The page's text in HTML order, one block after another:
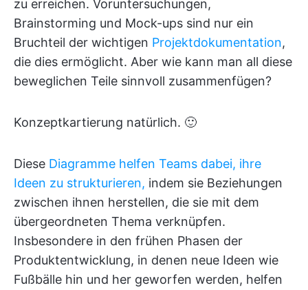
zu erreichen. Voruntersuchungen,
Brainstorming und Mock-ups sind nur ein
Bruchteil der wichtigen Projektdokumentation,
die dies ermöglicht. Aber wie kann man all diese
beweglichen Teile sinnvoll zusammenfügen?
Konzeptkartierung natürlich. 🙂
Diese Diagramme helfen Teams dabei, ihre
Ideen zu strukturieren, indem sie Beziehungen
zwischen ihnen herstellen, die sie mit dem
übergeordneten Thema verknüpfen.
Insbesondere in den frühen Phasen der
Produktentwicklung, in denen neue Ideen wie
Fußbälle hin und her geworfen werden, helfen